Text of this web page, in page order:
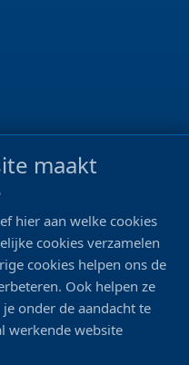
maakt
hier aan welke cookies
cookies verzamelen
cookies helpen ons de
Ook helpen ze
onder de aandacht te
werkende website